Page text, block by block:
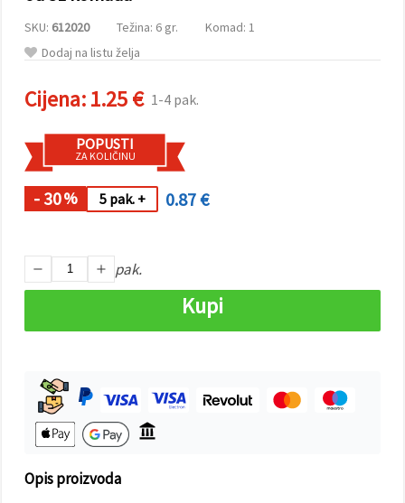
klikom na
"Prihvati
sve!" Ili
naznačiti
preferencije
odabirom
određene
vrste
klikom na
gumb
Prihvati
sve
SKU: 612020 Težina: 6 gr.
Komad: 1
Dodaj na listu želja
Cijena:1.25 € 1-4 pak.
POPUSTI
ZA KOLIČINU
- 30% 5 pak. + 0.87 €
pak.
Kupi
Opis proizvoda